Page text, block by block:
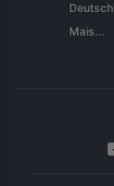
Deutsch
Mais...